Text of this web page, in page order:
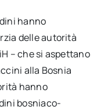
hanno
delle autorità
– che si aspettano
alla Bosnia
hanno
bosniaco-